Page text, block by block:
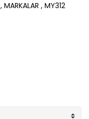
,MARKALAR ,MY312